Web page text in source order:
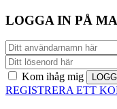
LOGGA IN PÅ
Kom ihåg mig
REGISTRERA ETT